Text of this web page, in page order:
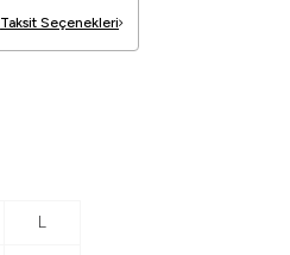
Taksit Seçenekleri
L